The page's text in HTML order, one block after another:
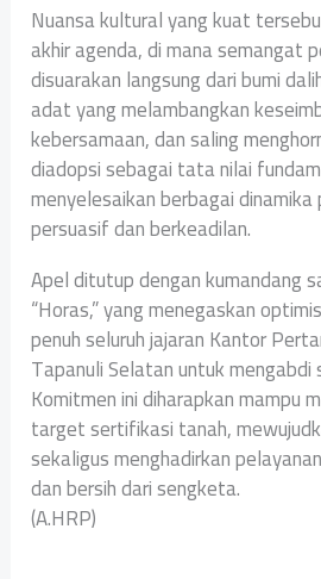
Nuansa kultural yang kuat
akhir agenda, di mana semangat
disuarakan langsung dari bumi
adat yang melambangkan
kebersamaan, dan saling
diadopsi sebagai tata nilai
menyelesaikan berbagai
persuasif dan berkeadilan.
Apel ditutup dengan kumandang
“Horas,” yang menegaskan
penuh seluruh jajaran Kantor
Tapanuli Selatan untuk mengabdi
Komitmen ini diharapkan mampu
target sertifikasi tanah,
sekaligus menghadirkan
dan bersih dari sengketa.
(A.HRP)